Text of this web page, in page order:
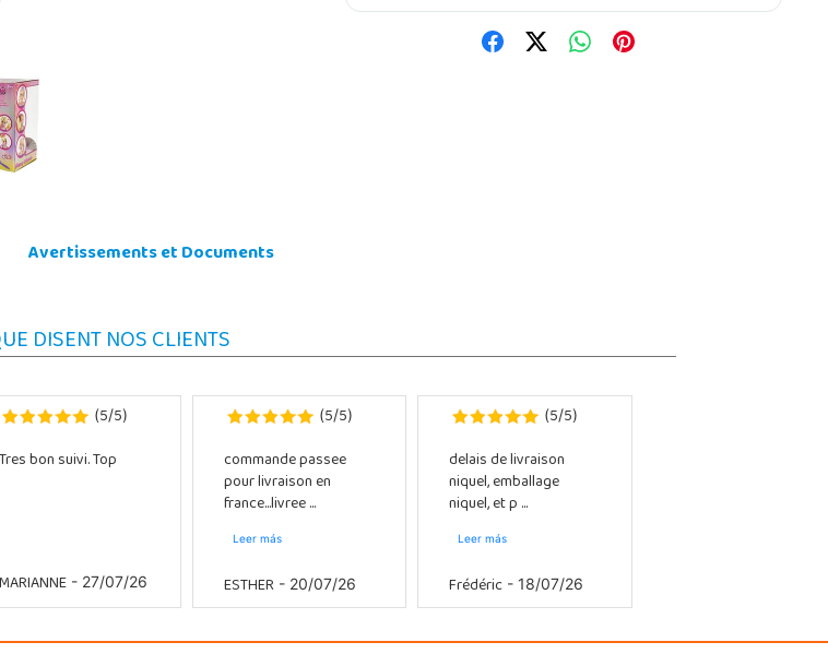
Avertissements et Documents
DISENT NOS CLIENTS
(5/5)
Tres bon suivi. Top
MARIANNE- 27/07/26
(5/5)
commande passee
pour livraison en
france...livree ...
Leer más
ESTHER- 20/07/26
(5/5)
delais de livraison
niquel, emballage
niquel, et p ...
Leer más
Frédéric- 18/07/26